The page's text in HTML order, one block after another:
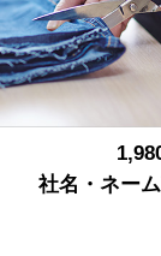
社名・ネー